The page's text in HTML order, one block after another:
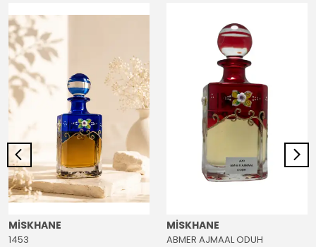
MİSKHANE
1453
MİSKHANE
ABMER AJMAAL ODUH